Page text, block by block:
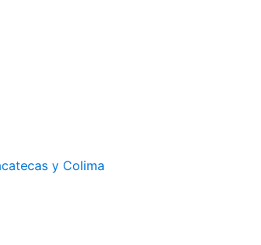
y Colima